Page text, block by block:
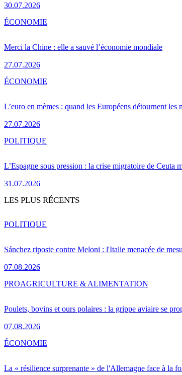
30.07.2026
Merci la Chine : elle a sauvé l’économie mondiale
27.07.2026
ÉCONOMIE
L’euro en mèmes : quand les Européens détournent les
27.07.2026
ÉCONOMIE
L’Espagne sous pression : la crise migratoire de Ceuta
31.07.2026
POLITIQUE
LES PLUS RÉCENTS
Sánchez riposte contre Meloni : l'Italie menacée de
07.08.2026
POLITIQUE
Poulets, bovins et ours polaires : la grippe aviaire se
07.08.2026
PROAGRICULTURE & ALIMENTATION
La « résilience surprenante » de l'Allemagne face à la
ÉCONOMIE